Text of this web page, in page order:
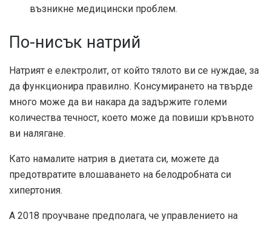
възникне медицински проблем.
По-нисък натрий
Натрият е електролит, от който тялото ви се нуждае, за
да функционира правилно. Консумирането на твърде
много може да ви накара да задържите големи
количества течност, което може да повиши кръвното
ви налягане.
Като намалите натрия в диетата си, можете да
предотвратите влошаването на белодробната си
хипертония.
А 2018 проучване предполага, че управлението на